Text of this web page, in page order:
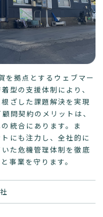
を拠点とするウェブマー
型の支援体制により、
ざした課題解決を実現
問契約のメリットは、
統合にあります。ま
にも注力し、全社的に
た危機管理体制を徹底
事業を守ります。